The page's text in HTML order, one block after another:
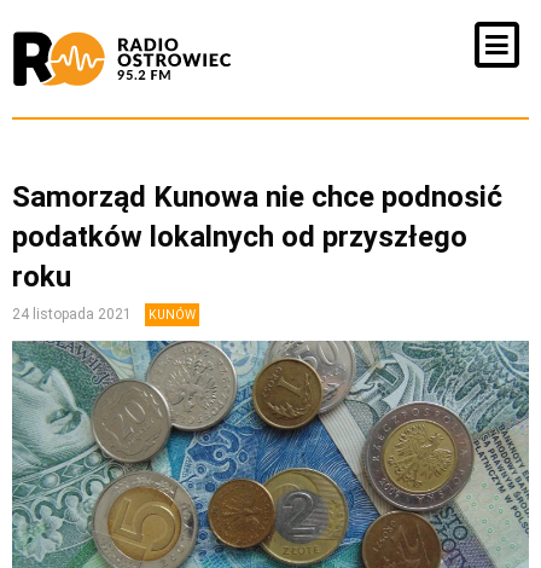
Samorząd Kunowa nie chce podnosić
podatków lokalnych od przyszłego
roku
24 listopada 2021 KUNÓW